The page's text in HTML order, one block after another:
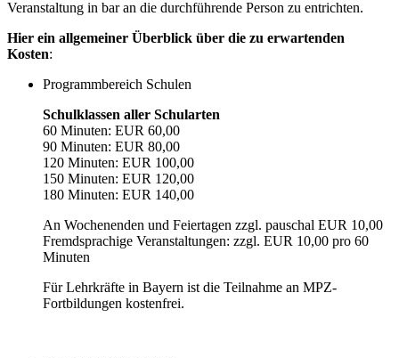
Veranstaltung in bar an die durchführende Person zu entrichten.
Hier ein allgemeiner Überblick über die zu erwartenden
Kosten:
Programmbereich Schulen
Schulklassen aller Schularten
60 Minuten: EUR 60,00
90 Minuten: EUR 80,00
120 Minuten: EUR 100,00
150 Minuten: EUR 120,00
180 Minuten: EUR 140,00
An Wochenenden und Feiertagen zzgl. pauschal EUR 10,00
Fremdsprachige Veranstaltungen: zzgl. EUR 10,00 pro 60
Minuten
Für Lehrkräfte in Bayern ist die Teilnahme an MPZ-
Fortbildungen kostenfrei.